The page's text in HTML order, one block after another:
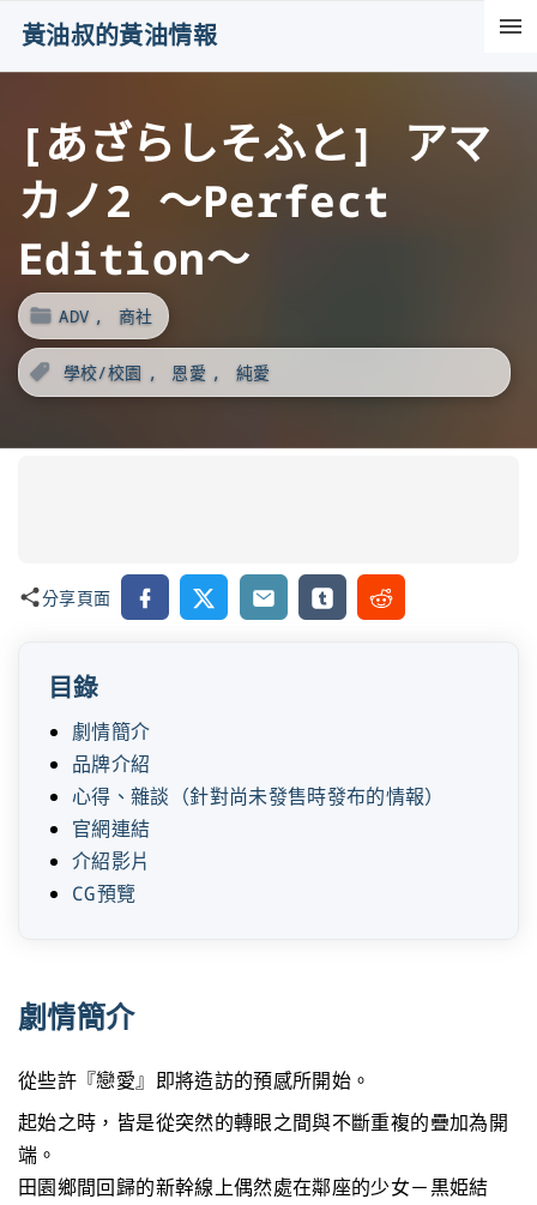
黃油叔的黃油情報
[あざらしそふと] アマ
カノ2 ～Perfect
Edition～
ADV 商社
學校/校園 恩愛 純愛
分享頁面 Facebook
X Email TumblrReddit
目錄
劇情簡介
品牌介紹
心得、雜談（針對尚未發售時發布的情報）
官網連結
介紹影片
CG預覽
劇情簡介
從些許『戀愛』即將造訪的預感所開始。
起始之時，皆是從突然的轉眼之間與不斷重複的疊加為開
端。
田園鄉間回歸的新幹線上偶然處在鄰座的少女－黒姫結